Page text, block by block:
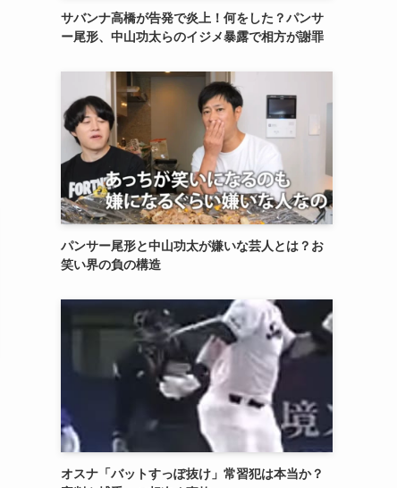
サバンナ高橋が告発で炎上！何をした？パンサ
ー尾形、中山功太らのイジメ暴露で相方が謝罪
パンサー尾形と中山功太が嫌いな芸人とは？お
笑い界の負の構造
オスナ「バットすっぽ抜け」常習犯は本当か？